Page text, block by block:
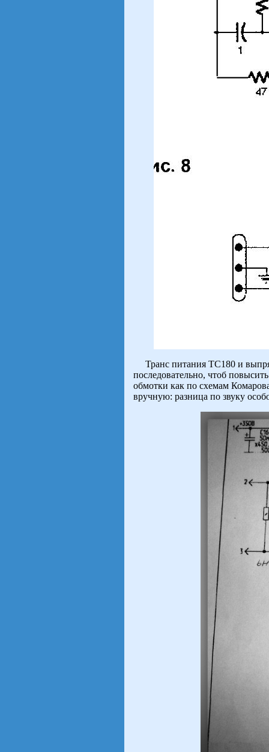
Транс питания ТС180 и
последовательно, чтоб
обмотки как по схемам
вручную: разница по звуку